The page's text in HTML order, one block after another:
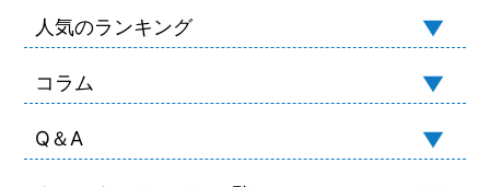
人気のランキング
コラム
Q＆A